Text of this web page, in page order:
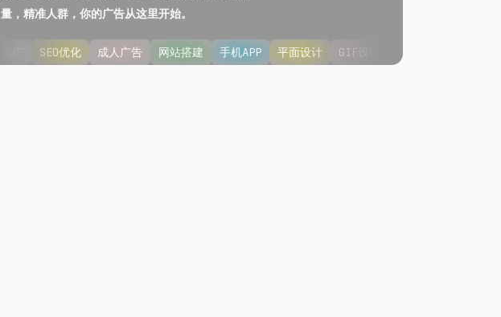
量，精准人群，你的广告从这里开始。
SEO优化 成人广告 网站搭建 手机APP 平面设计 GIF设计